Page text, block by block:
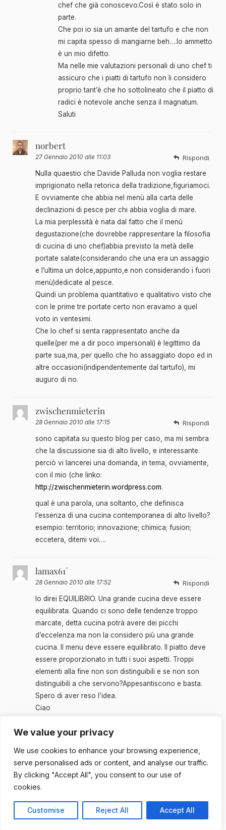
We value your privacy
We use cookies to enhance your browsing experience,
serve personalised ads or content, and analyse our traffic.
By clicking "Accept All", you consent to our use of
cookies.
Customise Reject All Accept All
chef che già conoscevo.Così è stato solo in
parte.
Che poi io sia un amante del tartufo e che non
mi capita spesso di mangiarne beh….lo ammetto
è un mio difetto.
Ma nelle mie valutazioni personali di uno chef ti
assicuro che i piatti di tartufo non li considero
proprio tant’è che ho sottolineato che il piatto di
radici è notevole anche senza il magnatum.
Saluti
norbert
27 Gennaio 2010 alle 11:03
Nulla quaestio che Davide Palluda non voglia restare
imprigionato nella retorica della tradizione,figuriamoci.
E ovviamente che abbia nel menù alla carta delle
declinazioni di pesce per chi abbia voglia di mare.
La mia perplessità è nata dal fatto che il menù
degustazione(che dovrebbe rappresentare la filosofia
di cucina di uno chef)abbia previsto la metà delle
portate salate(considerando che una era un assaggio
e l’ultima un dolce,appunto,e non considerando i fuori
menù)dedicate al pesce.
Quindi un problema quantitativo e qualitativo visto che
con le prime tre portate certo non eravamo a quel
voto in ventesimi.
Che lo chef si senta rappresentato anche da
quelle(per me a dir poco impersonali) è legittimo da
parte sua,ma, per quello che ho assaggiato dopo ed in
altre occasioni(indipendentemente dal tartufo), mi
auguro di no.
Rispondi
zwischenmieterin
28 Gennaio 2010 alle 17:15
sono capitata su questo blog per caso, ma mi sembra
che la discussione sia di alto livello, e interessante.
perciò vi lancerei una domanda, in tema, ovviamente,
con il mio (che linko:
http://zwischenmieterin.wordpress.com.
qual è una parola, una soltanto, che definisca
l’essenza di una cucina contemporanea di alto livello?
esempio: territorio; innovazione; chimica; fusion;
eccetera, ditemi voi….
Rispondi
lamax61°
28 Gennaio 2010 alle 17:52
Io direi EQUILIBRIO. Una grande cucina deve essere
equilibrata. Quando ci sono delle tendenze troppo
marcate, detta cucina potrà avere dei picchi
d’eccelenza ma non la considero più una grande
cucina. Il menu deve essere equilibrato. Il piatto deve
essere proporzionato in tutti i suoi aspetti. Troppi
elementi alla fine non son distinguibili e se non son
distinguibili a che servono?Appesantiscono e basta.
Spero di aver reso l’idea.
Ciao
Rispondi
Il tuo indirizzo email non sarà pubblicato. I campi obbligatori
sono contrassegnati *
Commento